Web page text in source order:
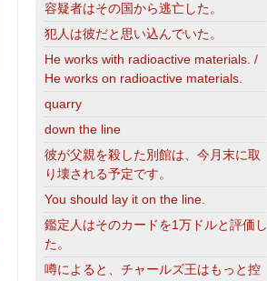
容疑者はその国から逃亡した。
犯人は彼だと思い込んでいた。
He works with radioactive materials. /
He works on radioactive materials.
quarry
down the line
彼が父親を殺した別館は、今月末に取
り壊される予定です。
You should lay it on the line.
鑑定人はそのカードを1万ドルと評価し
た。
噂によると、チャールズ王はもっと控